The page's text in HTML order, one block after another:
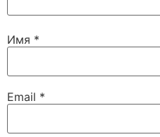
Имя *
Email *